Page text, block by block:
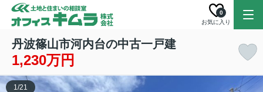
お気に入り
0
丹波篠山市河内台の中古一戸建
1,230万円
1/21